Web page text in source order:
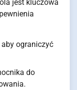
jest kluczowa
ograniczyć
do